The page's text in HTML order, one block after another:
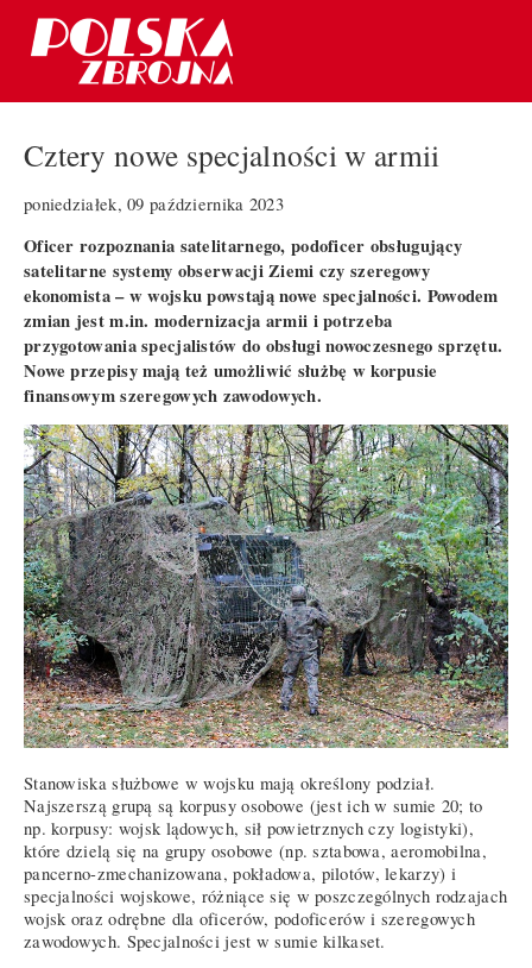
Cztery nowe specjalności w armii
poniedziałek, 09 października 2023
Oficer rozpoznania satelitarnego, podoficer obsługujący
satelitarne systemy obserwacji Ziemi czy szeregowy
ekonomista – w wojsku powstają nowe specjalności. Powodem
zmian jest m.in. modernizacja armii i potrzeba
przygotowania specjalistów do obsługi nowoczesnego sprzętu.
Nowe przepisy mają też umożliwić służbę w korpusie
finansowym szeregowych zawodowych.
Stanowiska służbowe w wojsku mają określony podział.
Najszerszą grupą są korpusy osobowe (jest ich w sumie 20; to
np. korpusy: wojsk lądowych, sił powietrznych czy logistyki),
które dzielą się na grupy osobowe (np. sztabowa, aeromobilna,
pancerno-zmechanizowana, pokładowa, pilotów, lekarzy) i
specjalności wojskowe, różniące się w poszczególnych rodzajach
wojsk oraz odrębne dla oficerów, podoficerów i szeregowych
zawodowych. Specjalności jest w sumie kilkaset.